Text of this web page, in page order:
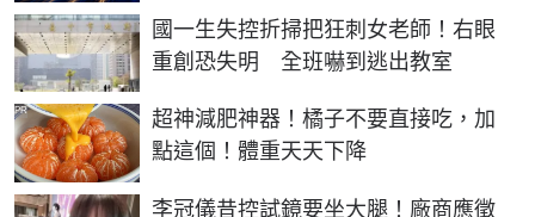
國一生失控折掃把狂刺女老師！右眼
重創恐失明 全班嚇到逃出教室
超神減肥神器！橘子不要直接吃，加
點這個！體重天天下降
PR
李冠儀昔控試鏡要坐大腿！廠商應徵